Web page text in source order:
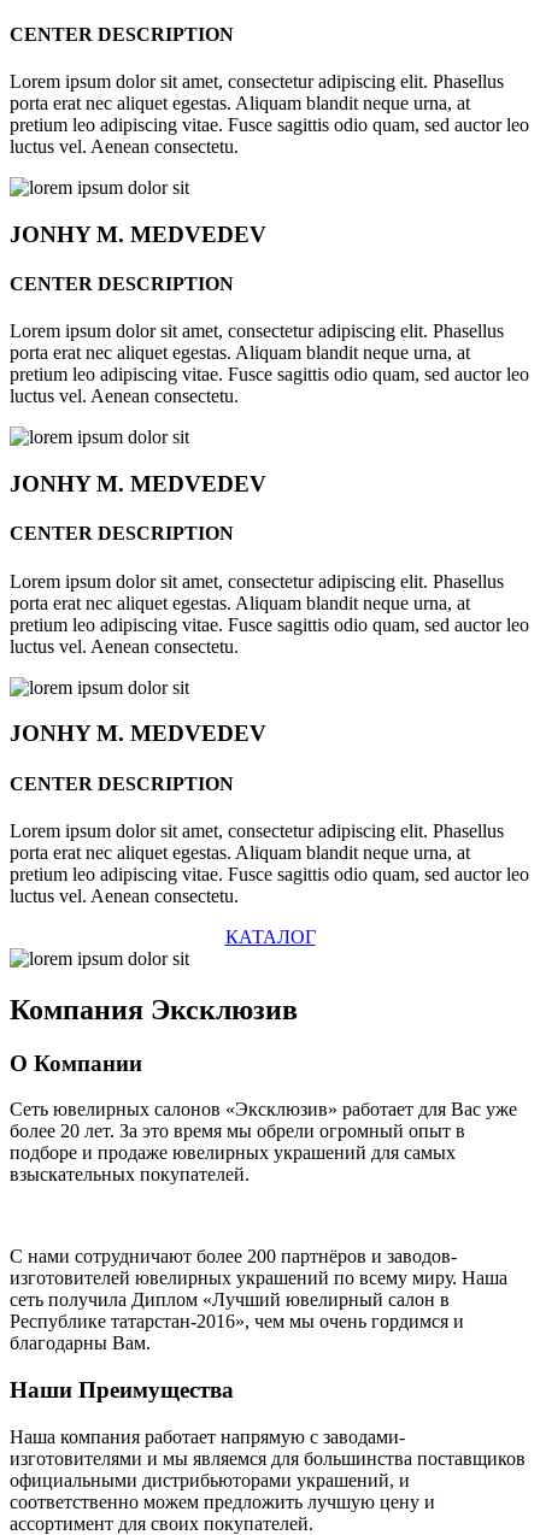
CENTER DESCRIPTION
Lorem ipsum dolor sit amet, consectetur adipiscing elit. Phasellus
porta erat nec aliquet egestas. Aliquam blandit neque urna, at
pretium leo adipiscing vitae. Fusce sagittis odio quam, sed auctor leo
luctus vel. Aenean consectetu.
JONHYM. MEDVEDEV
CENTER DESCRIPTION
Lorem ipsum dolor sit amet, consectetur adipiscing elit. Phasellus
porta erat nec aliquet egestas. Aliquam blandit neque urna, at
pretium leo adipiscing vitae. Fusce sagittis odio quam, sed auctor leo
luctus vel. Aenean consectetu.
JONHYM. MEDVEDEV
CENTER DESCRIPTION
Lorem ipsum dolor sit amet, consectetur adipiscing elit. Phasellus
porta erat nec aliquet egestas. Aliquam blandit neque urna, at
pretium leo adipiscing vitae. Fusce sagittis odio quam, sed auctor leo
luctus vel. Aenean consectetu.
JONHYM. MEDVEDEV
CENTER DESCRIPTION
Lorem ipsum dolor sit amet, consectetur adipiscing elit. Phasellus
porta erat nec aliquet egestas. Aliquam blandit neque urna, at
pretium leo adipiscing vitae. Fusce sagittis odio quam, sed auctor leo
luctus vel. Aenean consectetu.
КАТАЛОГ
Компания Эксклюзив
О Компании
Сеть ювелирных салонов «Эксклюзив» работает для Вас уже
более 20 лет. За это время мы обрели огромный опыт в
подборе и продаже ювелирных украшений для самых
взыскательных покупателей.
С нами сотрудничают более 200 партнёров и заводов-
изготовителей ювелирных украшений по всему миру. Наша
сеть получила Диплом «Лучший ювелирный салон в
Республике татарстан-2016», чем мы очень гордимся и
благодарны Вам.
Наши Преимущества
Наша компания работает напрямую с заводами-
изготовителями и мы являемся для большинства поставщиков
официальными дистрибьюторами украшений, и
соответственно можем предложить лучшую цену и
ассортимент для своих покупателей.